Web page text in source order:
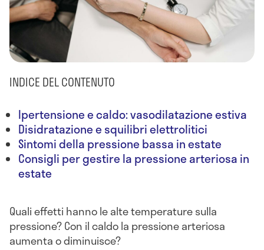
INDICE DEL CONTENUTO
Ipertensione e caldo: vasodilatazione estiva
Disidratazione e squilibri elettrolitici
Sintomi della pressione bassa in estate
Consigli per gestire la pressione arteriosa in
estate
Quali effetti hanno le alte temperature sulla
pressione? Con il caldo la pressione arteriosa
aumenta o diminuisce?